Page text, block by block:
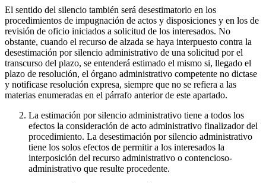
El sentido del silencio también será desestimatorio en los
procedimientos de impugnación de actos y disposiciones y en los de
revisión de oficio iniciados a solicitud de los interesados. No
obstante, cuando el recurso de alzada se haya interpuesto contra la
desestimación por silencio administrativo de una solicitud por el
transcurso del plazo, se entenderá estimado el mismo si, llegado el
plazo de resolución, el órgano administrativo competente no dictase
y notificase resolución expresa, siempre que no se refiera a las
materias enumeradas en el párrafo anterior de este apartado.
La estimación por silencio administrativo tiene a todos los
efectos la consideración de acto administrativo finalizador del
procedimiento. La desestimación por silencio administrativo
tiene los solos efectos de permitir a los interesados la
interposición del recurso administrativo o contencioso-
administrativo que resulte procedente.